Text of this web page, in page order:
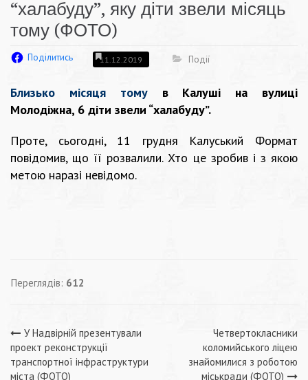
“халабуду”, яку діти звели місяць
тому (ФОТО)
Поділитись 11.12.2019 Події
Близько місяця томув Калуші на вулиці
Молодіжна, 6 діти звели “халабуду”.
Проте, сьогодні, 11 грудня Калуський Формат
повідомив, що її розвалили. Хто це зробив і з якою
метою наразі невідомо.
Переглядів: 612
Навігація
записів
У Надвірній презентували
проект реконструкції
транспортної інфраструктури
міста (ФОТО)
Четвертокласники
коломийського ліцею
знайомилися з роботою
міськради (ФОТО)